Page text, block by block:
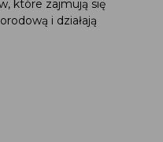
które zajmują się
i działają